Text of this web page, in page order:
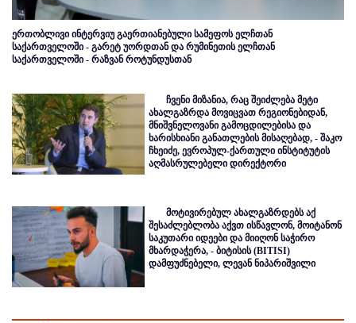
ერთობლივი ინტერვიუ გაერთიანებული სამეფოს ელჩთან
საქართველოში - გარეტ უორდთან და რუმინეთის ელჩთან
საქართველოში - რაზვან როტუნდუსთან
ჩვენი მიზანია, რაც შეიძლება მეტი
ახალგაზრდა მოვიცვათ რეგიონებიდან,
მნიშვნელოვანი გამოცდილებისა და
ხარისხიანი განათლების მისაღებად, - შაკო
ჩხეიძე, ევროპულ-ქართული ინსტიტუტის
აღმასრულებელი დირექტორი
მოტივირებულ ახალგაზრდებს აქ
შესაძლებლობა აქვთ ისწავლონ, მოიტანონ
საკუთარი იდეები და მიიღონ საჭირო
მხარდაჭერა, - ბიტისის (BITISI)
დამფუძნებელი, ლევან ნიპარიშვილი